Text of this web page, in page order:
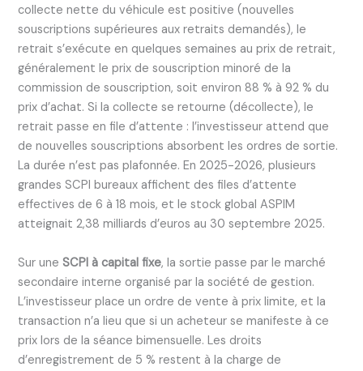
collecte nette du véhicule est positive (nouvelles
souscriptions supérieures aux retraits demandés), le
retrait s’exécute en quelques semaines au prix de retrait,
généralement le prix de souscription minoré de la
commission de souscription, soit environ 88 % à 92 % du
prix d’achat. Si la collecte se retourne (décollecte), le
retrait passe en file d’attente : l’investisseur attend que
de nouvelles souscriptions absorbent les ordres de sortie.
La durée n’est pas plafonnée. En 2025-2026, plusieurs
grandes SCPI bureaux affichent des files d’attente
effectives de 6 à 18 mois, et le stock global ASPIM
atteignait 2,38 milliards d’euros au 30 septembre 2025.
Sur une SCPI à capital fixe, la sortie passe par le marché
secondaire interne organisé par la société de gestion.
L’investisseur place un ordre de vente à prix limite, et la
transaction n’a lieu que si un acheteur se manifeste à ce
prix lors de la séance bimensuelle. Les droits
d’enregistrement de 5 % restent à la charge de